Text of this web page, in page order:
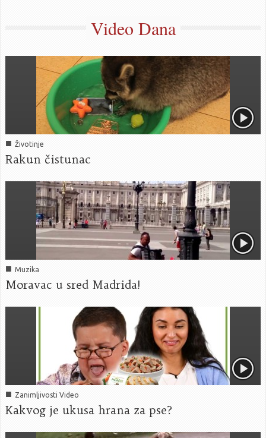
Video Dana
■ Životinje
Rakun čistunac
■ Muzika
Moravac u sred Madrida!
■ Zanimljivosti Video
Kakvog je ukusa hrana za pse?